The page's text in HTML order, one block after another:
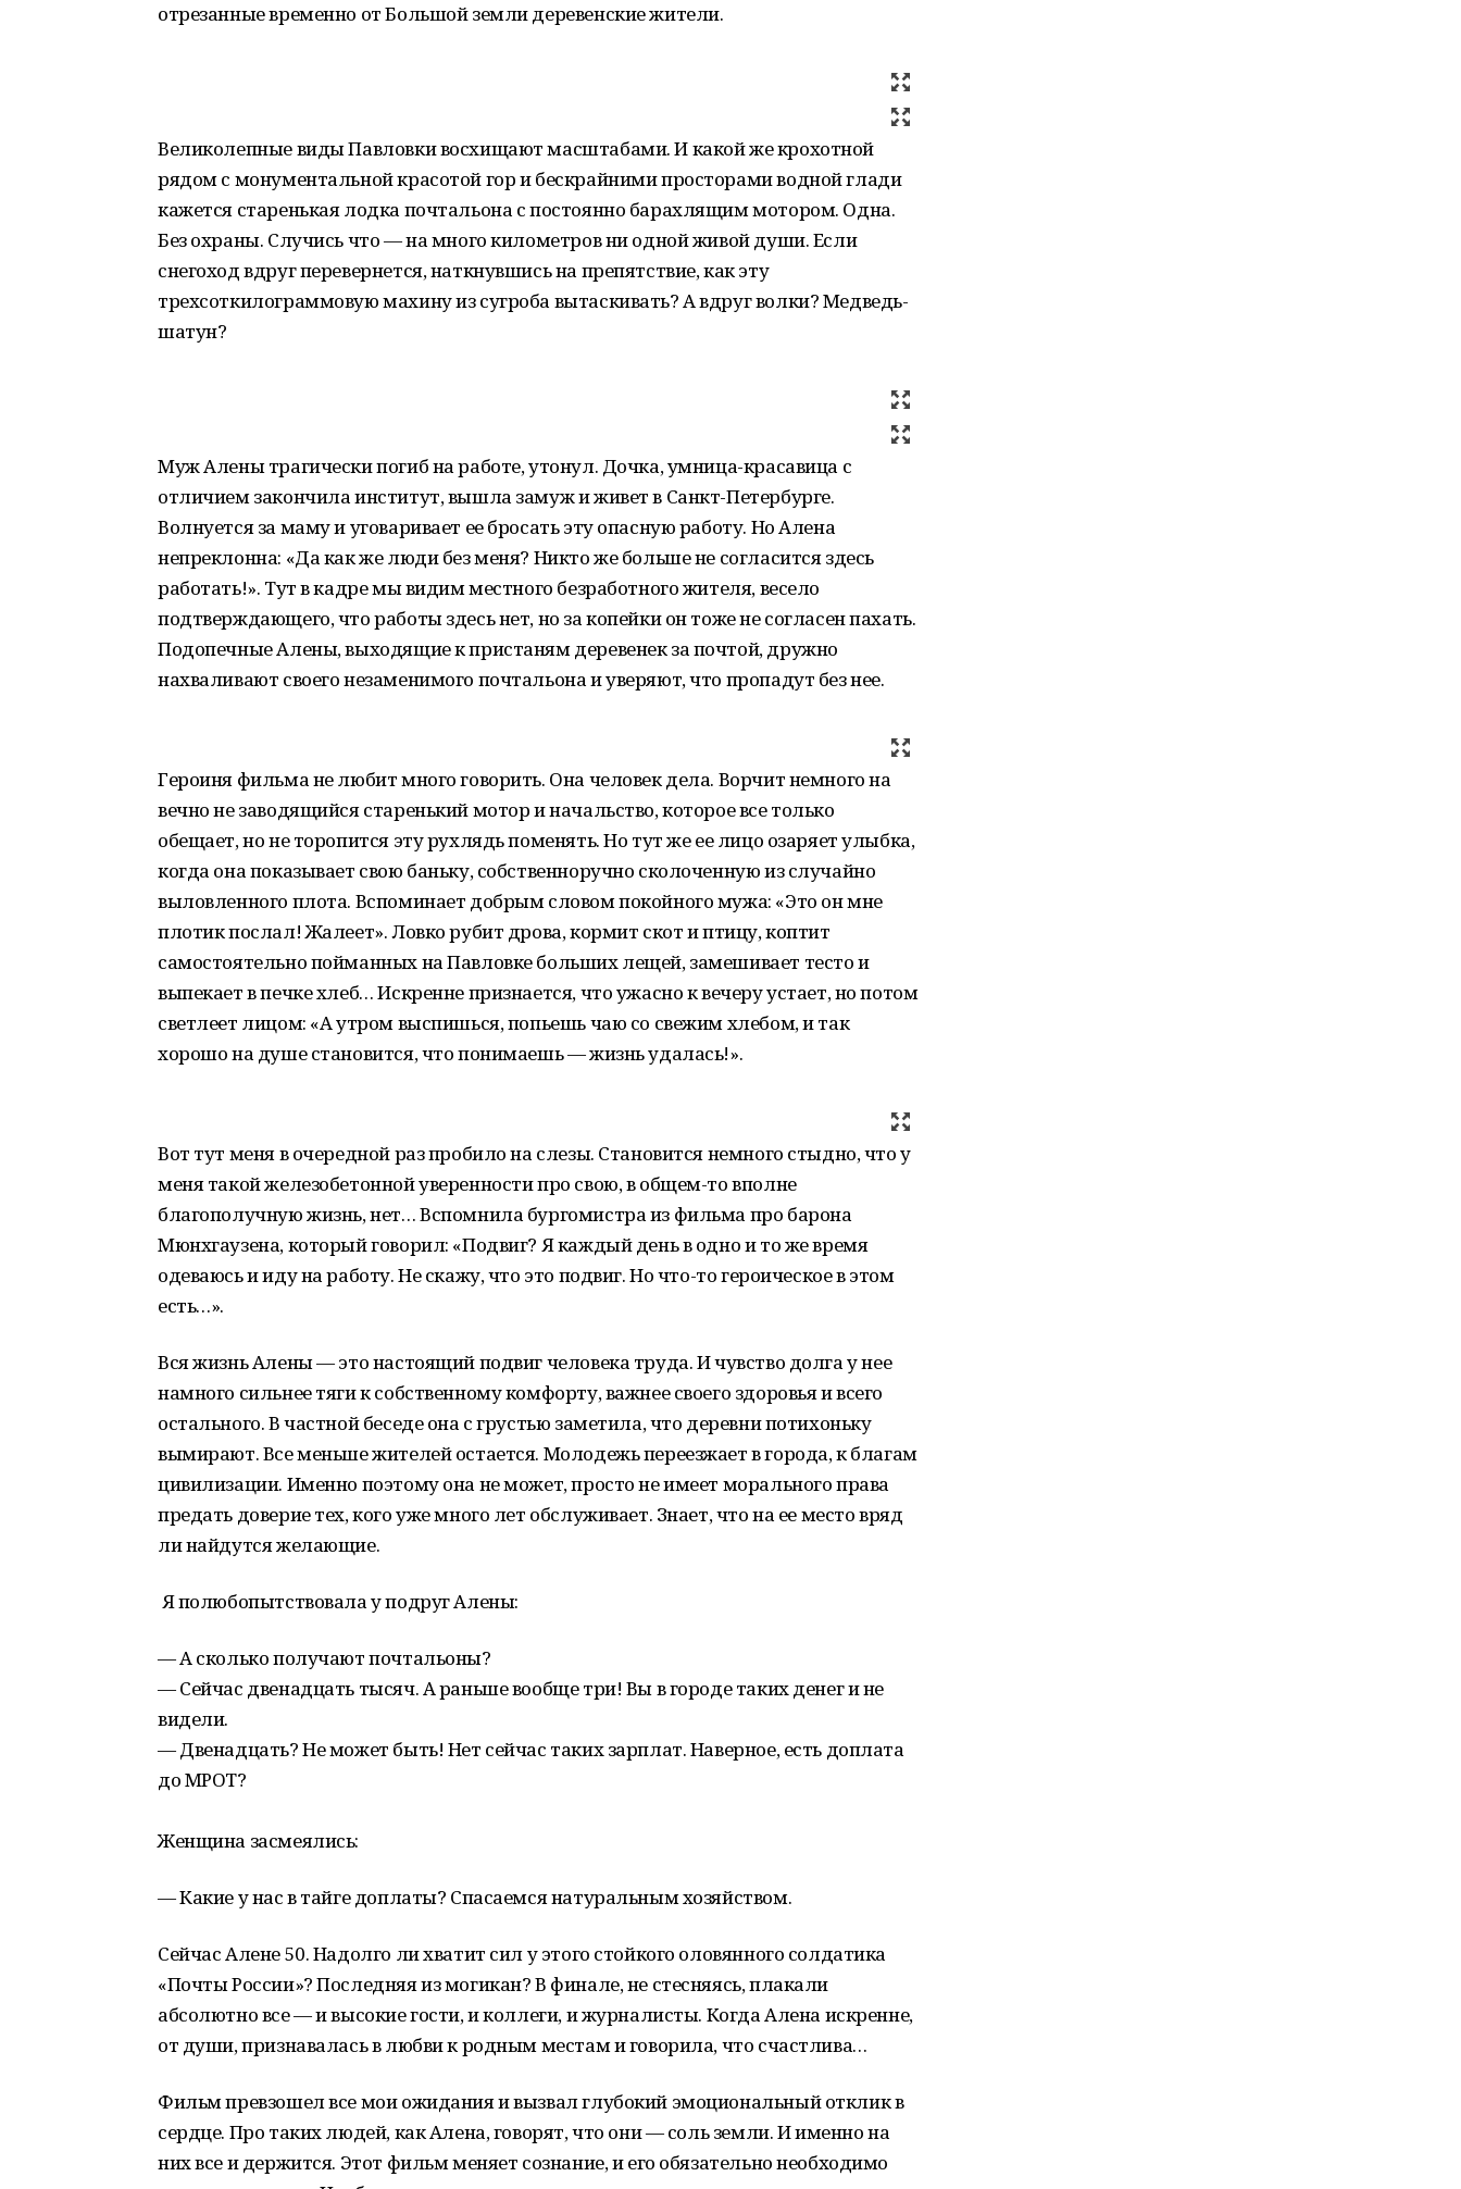
отрезанные временно от Большой земли деревенские жители.
Великолепные виды Павловки восхищают масштабами. И какой же крохотной
рядом с монументальной красотой гор и бескрайними просторами водной глади
кажется старенькая лодка почтальона с постоянно барахлящим мотором. Одна.
Без охраны. Случись что — на много километров ни одной живой души. Если
снегоход вдруг перевернется, наткнувшись на препятствие, как эту
трехсоткилограммовую махину из сугроба вытаскивать? А вдруг волки? Медведь-
шатун?
Муж Алены трагически погиб на работе, утонул. Дочка, умница-красавица с
отличием закончила институт, вышла замуж и живет в Санкт-Петербурге.
Волнуется за маму и уговаривает ее бросать эту опасную работу. Но Алена
непреклонна: «Да как же люди без меня? Никто же больше не согласится здесь
работать!». Тут в кадре мы видим местного безработного жителя, весело
подтверждающего, что работы здесь нет, но за копейки он тоже не согласен пахать.
Подопечные Алены, выходящие к пристаням деревенек за почтой, дружно
нахваливают своего незаменимого почтальона и уверяют, что пропадут без нее.
Героиня фильма не любит много говорить. Она человек дела. Ворчит немного на
вечно не заводящийся старенький мотор и начальство, которое все только
обещает, но не торопится эту рухлядь поменять. Но тут же ее лицо озаряет улыбка,
когда она показывает свою баньку, собственноручно сколоченную из случайно
выловленного плота. Вспоминает добрым словом покойного мужа: «Это он мне
плотик послал! Жалеет». Ловко рубит дрова, кормит скот и птицу, коптит
самостоятельно пойманных на Павловке больших лещей, замешивает тесто и
выпекает в печке хлеб… Искренне признается, что ужасно к вечеру устает, но потом
светлеет лицом: «А утром выспишься, попьешь чаю со свежим хлебом, и так
хорошо на душе становится, что понимаешь — жизнь удалась!».
Вот тут меня в очередной раз пробило на слезы. Становится немного стыдно, что у
меня такой железобетонной уверенности про свою, в общем-то вполне
благополучную жизнь, нет… Вспомнила бургомистра из фильма про барона
Мюнхгаузена, который говорил: «Подвиг? Я каждый день в одно и то же время
одеваюсь и иду на работу. Не скажу, что это подвиг. Но что-то героическое в этом
есть…».
Вся жизнь Алены — это настоящий подвиг человека труда. И чувство долга у нее
намного сильнее тяги к собственному комфорту, важнее своего здоровья и всего
остального. В частной беседе она с грустью заметила, что деревни потихоньку
вымирают. Все меньше жителей остается. Молодежь переезжает в города, к благам
цивилизации. Именно поэтому она не может, просто не имеет морального права
предать доверие тех, кого уже много лет обслуживает. Знает, что на ее место вряд
ли найдутся желающие.
Я полюбопытствовала у подруг Алены:
— А сколько получают почтальоны?
— Сейчас двенадцать тысяч. А раньше вообще три! Вы в городе таких денег и не
видели.
— Двенадцать? Не может быть! Нет сейчас таких зарплат. Наверное, есть доплата
до МРОТ?
Женщина засмеялись:
— Какие у нас в тайге доплаты? Спасаемся натуральным хозяйством.
Сейчас Алене 50. Надолго ли хватит сил у этого стойкого оловянного солдатика
«Почты России»? Последняя из могикан? В финале, не стесняясь, плакали
абсолютно все — и высокие гости, и коллеги, и журналисты. Когда Алена искренне,
от души, признавалась в любви к родным местам и говорила, что счастлива…
Фильм превзошел все мои ожидания и вызвал глубокий эмоциональный отклик в
сердце. Про таких людей, как Алена, говорят, что они — соль земли. И именно на
них все и держится. Этот фильм меняет сознание, и его обязательно необходимо